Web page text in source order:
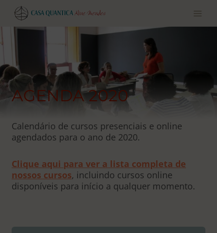
Pular
para
conteúdo
AGENDA 2020
Calendário de cursos presenciais e online
agendados para o ano de 2020.
Clique aqui para ver a lista completa de
nossos cursos, incluindo cursos online
disponíveis para início a qualquer momento.